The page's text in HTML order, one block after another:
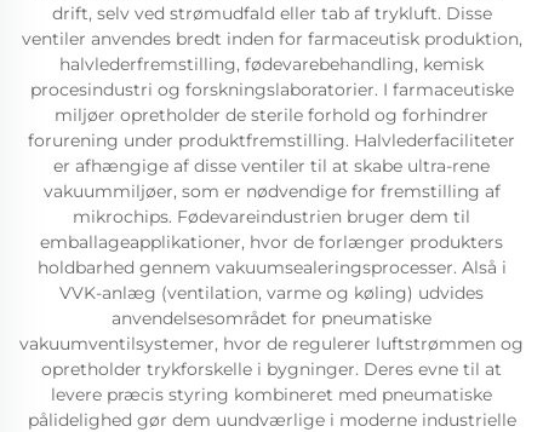
drift, selv ved strømudfald eller tab af trykluft. Disse
ventiler anvendes bredt inden for farmaceutisk produktion,
halvlederfremstilling, fødevarebehandling, kemisk
procesindustri og forskningslaboratorier. I farmaceutiske
miljøer opretholder de sterile forhold og forhindrer
forurening under produktfremstilling. Halvlederfaciliteter
er afhængige af disse ventiler til at skabe ultra-rene
vakuummiljøer, som er nødvendige for fremstilling af
mikrochips. Fødevareindustrien bruger dem til
emballageapplikationer, hvor de forlænger produkters
holdbarhed gennem vakuumsealeringsprocesser. Alså i
VVK-anlæg (ventilation, varme og køling) udvides
anvendelsesområdet for pneumatiske
vakuumventilsystemer, hvor de regulerer luftstrømmen og
opretholder trykforskelle i bygninger. Deres evne til at
levere præcis styring kombineret med pneumatiske
pålidelighed gør dem uundværlige i moderne industrielle